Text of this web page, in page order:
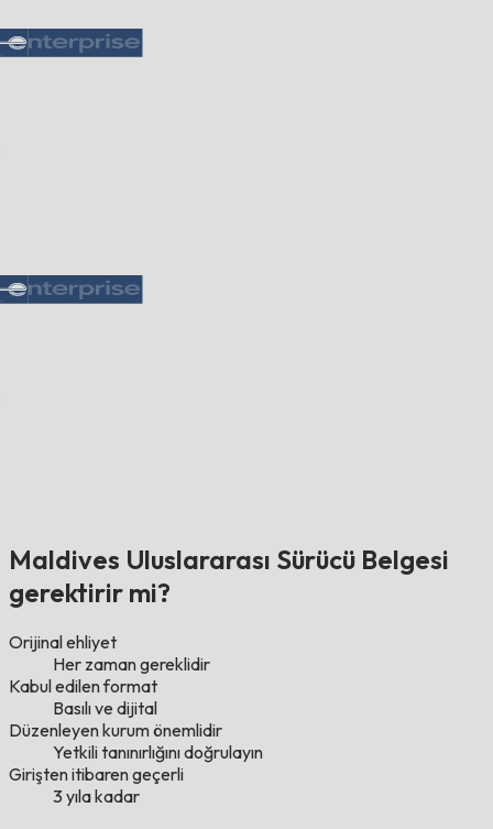
Maldives Uluslararası Sürücü Belgesi
gerektirir mi?
Orijinal ehliyet
Her zaman gereklidir
Kabul edilen format
Basılı ve dijital
Düzenleyen kurum önemlidir
Yetkili tanınırlığını doğrulayın
Girişten itibaren geçerli
3 yıla kadar